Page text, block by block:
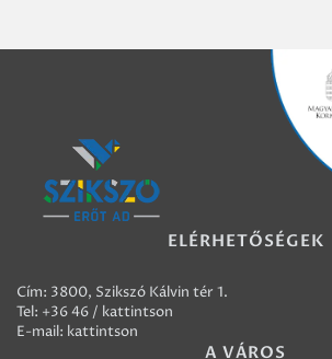
ELÉRHETŐSÉGEK
Cím: 3800, Szikszó Kálvin tér 1.
Tel: +36 46 / kattintson
E-mail: kattintson
A VÁROS